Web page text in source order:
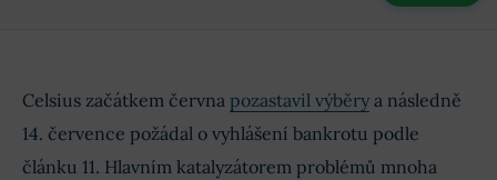
Celsius začátkem června pozastavil výběry a následně
14. července požádal o vyhlášení bankrotu podle
článku 11. Hlavním katalyzátorem problémů mnoha